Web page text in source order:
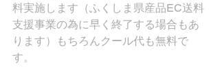
料実施します（ふくしま県産品EC送料
支援事業の為に早く終了する場合もあ
ります）もちろんクール代も無料で
す。